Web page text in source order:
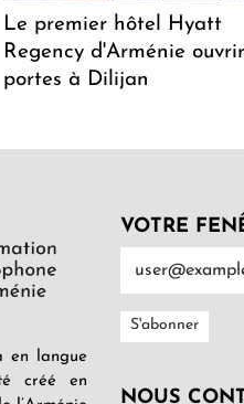
Le premier hôtel Hyatt
Regency d'Arménie
portes à Dilijan
en langue
créé en
VOTRE
NOUS